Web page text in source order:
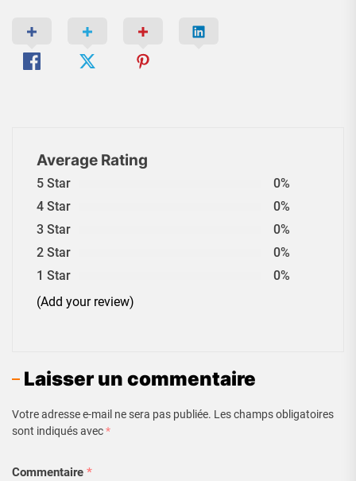
Average Rating
5 Star
0%
4 Star
0%
3 Star
0%
2 Star
0%
1 Star
0%
(Add your review)
Laisser un commentaire
Votre adresse e-mail ne sera pas publiée. Les champs obligatoires
sont indiqués avec*
Commentaire *